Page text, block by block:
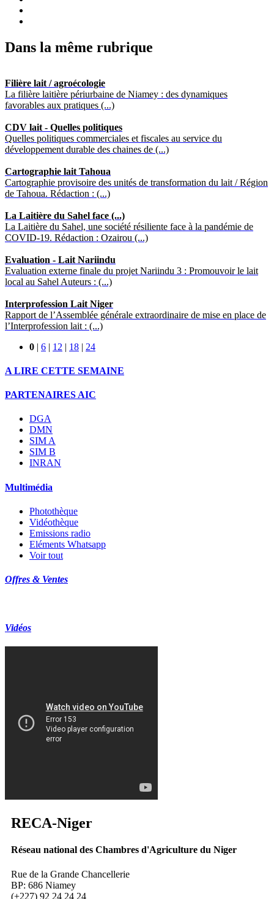
Dans la même rubrique
Filière lait / agroécologie
La filière laitière périurbaine de Niamey : des dynamiques
favorables aux pratiques (...)
CDV lait - Quelles politiques
Quelles politiques commerciales et fiscales au service du
développement durable des chaines de (...)
Cartographie lait Tahoua
Cartographie provisoire des unités de transformation du lait / Région
de Tahoua. Rédaction : (...)
La Laitière du Sahel face (...)
La Laitière du Sahel, une société résiliente face à la pandémie de
COVID-19. Rédaction : Ozairou (...)
Evaluation - Lait Nariindu
Evaluation externe finale du projet Nariindu 3 : Promouvoir le lait
local au Sahel Auteurs : (...)
Interprofession Lait Niger
Rapport de l’Assemblée générale extraordinaire de mise en place de
l’Interprofession lait : (...)
0 | 6 | 12 | 18 | 24
A LIRE CETTE SEMAINE
PARTENAIRES AIC
DGA
DMN
SIM A
SIM B
INRAN
Multimédia
Photothèque
Vidéothèque
Emissions radio
Eléments Whatsapp
Voir tout
Offres & Ventes
Vidéos
RECA-Niger
Réseau national des Chambres d'Agriculture du Niger
Rue de la Grande Chancellerie
BP: 686 Niamey
(+227) 92 24 24 24